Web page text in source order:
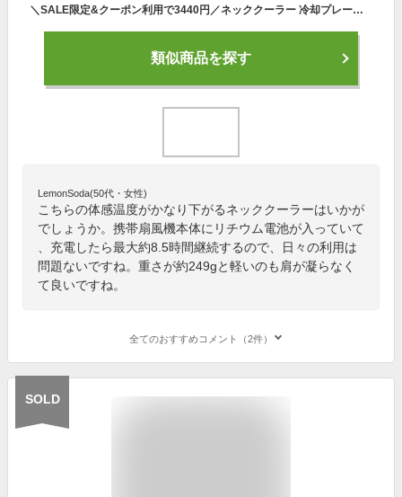
＼SALE限定&クーポン利用で3440円／ネッククーラー 冷却プレート ネックファン 羽なし 首掛け扇風機 冷却プレート付き 携帯扇風機 USB充電式 羽のない 360°冷却 風量3段階調節 3000mAh 急速冷却 熱中症対策 長時間使用 静音設計 超軽量 遠足 スポーツ観戦 アウトドア
類似商品を探す
LemonSoda(50代・女性)
こちらの体感温度がかなり下がるネッククーラーはいかが
でしょうか。携帯扇風機本体にリチウム電池が入っていて
、充電したら最大約8.5時間継続するので、日々の利用は
問題ないですね。重さが約249gと軽いのも肩が凝らなく
て良いですね。
全てのおすすめコメント（2件）
SOLD